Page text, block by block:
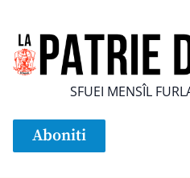
SFUEI MENSÎL
Aboniti